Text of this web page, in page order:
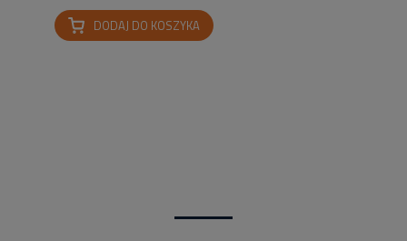
DODAJ DO KOSZYKA